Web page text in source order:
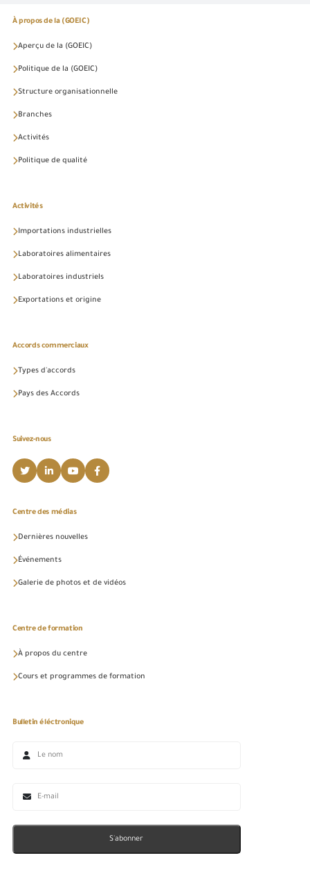
À propos de la (GOEIC)
Aperçu de la (GOEIC)
Politique de la (GOEIC)
Structure organisationnelle
Branches
Activités
Politique de qualité
Activités
Importations industrielles
Laboratoires alimentaires
Laboratoires industriels
Exportations et origine
Accords commerciaux
Types d'accords
Pays des Accords
Suivez-nous
Centre des médias
Dernières nouvelles
Événements
Galerie de photos et de vidéos
Centre de formation
À propos du centre
Cours et programmes de formation
Bulletin éléctronique
S'abonner